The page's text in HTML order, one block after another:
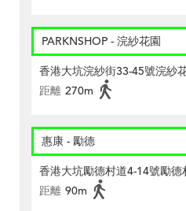
PARKNSHOP - 浣紗花園
香港大坑浣紗街33-45號浣紗
距離 270m
惠康 - 勵德
香港大坑勵德村道4-14號勵德
距離 90m